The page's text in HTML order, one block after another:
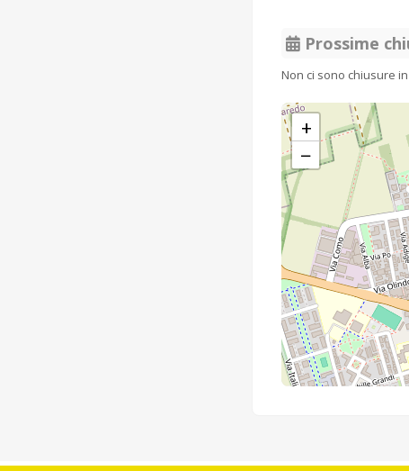
Prossime
Non ci sono chiusure
+
−